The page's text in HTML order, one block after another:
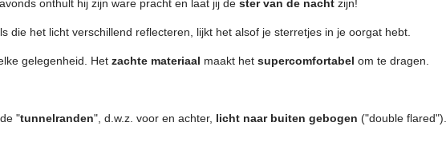
onthult hij zijn ware pracht en laat jij de ster van de nacht zijn!
die het licht verschillend reflecteren, lijkt het alsof je sterretjes in je oorgat hebt.
gelegenheid. Het zachte materiaal maakt het supercomfortabel om te dragen.
"tunnelranden", d.w.z. voor en achter, licht naar buiten gebogen ("double flared").